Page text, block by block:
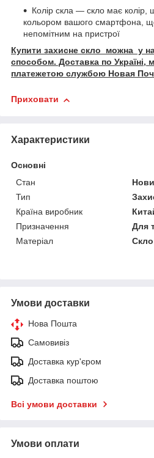
Колір скла — скло має колір,
кольором вашого смартфона,
непомітним на пристрої
Купити захисне скло можна у
способом. Доставка по
платежетою службою Новая
Приховати
Характеристики
Основні
Стан
Тип
Країна виробник
Призначення
Для
Матеріал
Скло
Умови доставки
Нова Пошта
Самовивіз
Доставка кур'єром
Доставка поштою
Всі умови доставки
Умови оплати